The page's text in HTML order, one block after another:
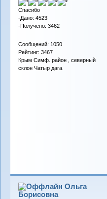
Спасибо
-Дано: 4523
-Получено: 3462
Сообщений: 1050
Рейтинг: 3467
Крым Симф. район , северный
склон Чатыр дага.
Ольга
Борисовна